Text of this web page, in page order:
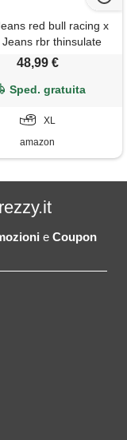
red bull racing x
Jeans rbr thinsulate
giacca, blue (electric
48,99 €
Sped. gratuita
XL
amazon
e Coupon